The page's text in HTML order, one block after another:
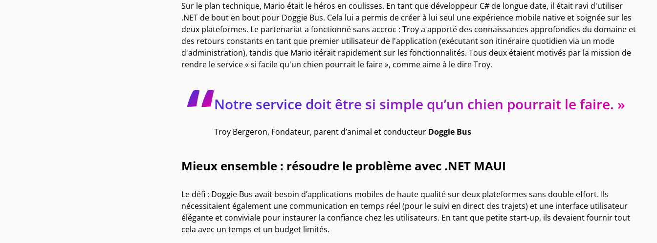
Sur le plan technique, Mario était le héros en coulisses. En tant que développeur C# de longue date, il était ravi d'utiliser
.NET de bout en bout pour Doggie Bus. Cela lui a permis de créer à lui seul une expérience mobile native et soignée sur les
deux plateformes. Le partenariat a fonctionné sans accroc : Troy a apporté des connaissances approfondies du domaine et
des retours constants en tant que premier utilisateur de l'application (exécutant son itinéraire quotidien via un mode
d'administration), tandis que Mario itérait rapidement sur les fonctionnalités. Tous deux étaient motivés par la mission de
rendre le service « si facile qu'un chien pourrait le faire », comme aime à le dire Troy.
Notre service doit être si simple qu’un chien pourrait le faire. »
Troy Bergeron, Fondateur, parent d’animal et conducteur Doggie Bus
Mieux ensemble : résoudre le problème avec .NET MAUI
Le défi : Doggie Bus avait besoin d’applications mobiles de haute qualité sur deux plateformes sans double effort. Ils
nécessitaient également une communication en temps réel (pour le suivi en direct des trajets) et une interface utilisateur
élégante et conviviale pour instaurer la confiance chez les utilisateurs. En tant que petite start-up, ils devaient fournir tout
cela avec un temps et un budget limités.